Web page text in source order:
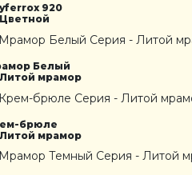
920
Белый
мрамор
брюле
мрамор